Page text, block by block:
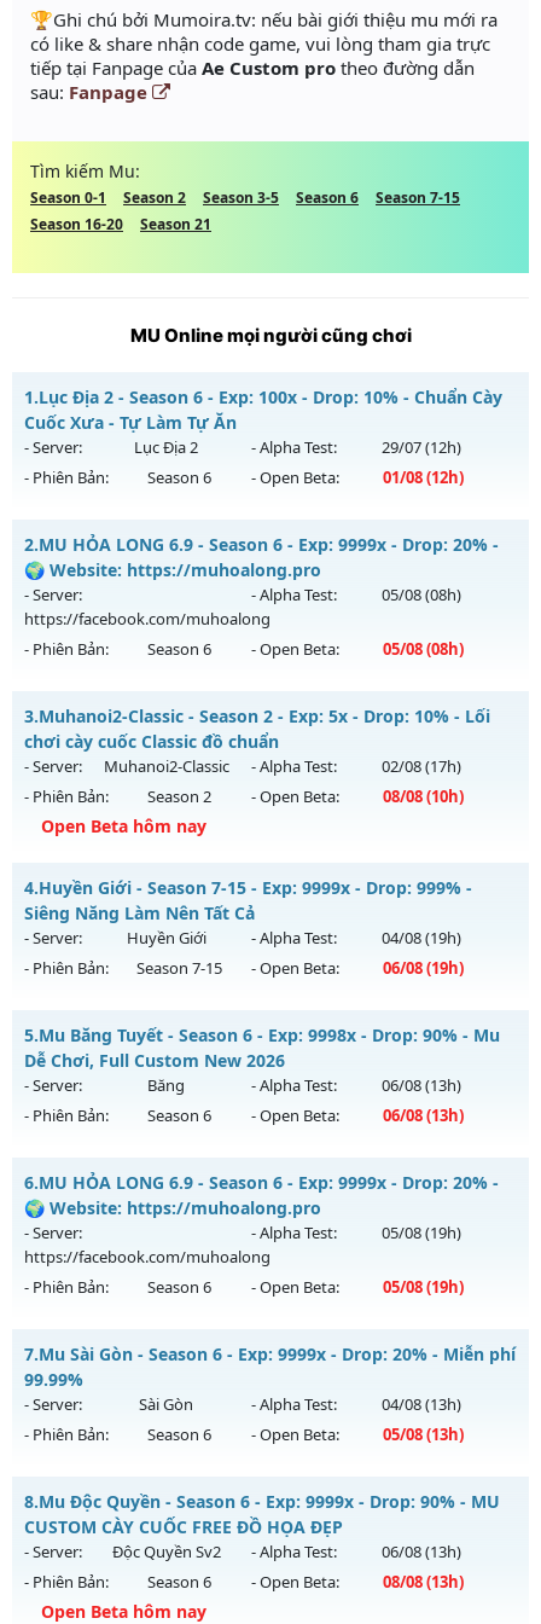
️🏆Ghi chú bởi Mumoira.tv: nếu bài giới thiệu mu mới ra
có like & share nhận code game, vui lòng tham gia trực
tiếp tại Fanpage của Ae Custom pro theo đường dẫn
sau: Fanpage
Tìm kiếm Mu:
Season 0-1 Season 2 Season 3-5 Season 6
Season 7-15
Season 16-20
Season 21
MU Online mọi người cũng chơi
1.Lục Địa 2 - Season 6 - Exp: 100x - Drop: 10% - Chuẩn Cày
Cuốc Xưa - Tự Làm Tự Ăn
- Server: Lục Địa 2 - Alpha Test: 29/07(12h)
- Phiên Bản:
Season 6 - Open Beta: 01/08(12h)
Lục Địa 2 - Chuẩn Cày Cuốc Xưa - Tự Làm Tự Ăn
Mu mới ra tháng 08 2026 - Mở máy chủ
ngày 01/08/2626
Exp: 100x - Drop: 10%
Antihack: Chống Hack
2.MU HỎA LONG 6.9 - Season 6 - Exp: 9999x - Drop: 20% -
🌍 Website: https://muhoalong.pro
- Server:
https://facebook.com/muhoalong
- Alpha Test: 05/08(08h)
- Phiên Bản: Season 6 - Open Beta: 05/08(08h)
MU HỎA LONG 6.9 - 🌍 Website: https://muhoalong.pro
Mu mới ra tháng 08 2026 - Mở máy chủ
https://facebook.com/muhoalongvào 08h ngày
05/08/2626
Exp: 9999x - Drop: 20%
Thể loại: Mu Nguyên bản Webzen
Antihack: XShield
3.Muhanoi2-Classic - Season 2 - Exp: 5x - Drop: 10% - Lối
chơi cày cuốc Classic đồ chuẩn
- Server: Muhanoi2-Classic - Alpha Test: 02/08(17h)
- Phiên Bản:
Season 2 - Open Beta: 08/08(10h)
Open Beta hôm nay
Muhanoi2-Classic - Lối chơi cày cuốc Classic đồ chuẩn
Mu mới ra tháng 08 2026 - Mở máy chủ
vào 10h ngày 08/08/2626
Exp: 5x - Drop: 10%
Thể loại: Mu Nguyên bản Webzen
Antihack: Pro
4.Huyền Giới - Season 7-15 - Exp: 9999x - Drop: 999% -
Siêng Năng Làm Nên Tất Cả
- Server: Huyền Giới - Alpha Test: 04/08(19h)
- Phiên Bản:
Season 7-15 - Open Beta: 06/08(19h)
Huyền Giới - Siêng Năng Làm Nên Tất Cả
Mu mới ra tháng 08 2026 - Mở máy chủ
ngày 06/08/2626
Exp: 9999x - Drop: 999%
Thể loại: Mu Custom thêm đồ mới
Antihack: Anti
5.Mu Băng Tuyết - Season 6 - Exp: 9998x - Drop: 90% - Mu
Dễ Chơi, Full Custom New 2026
- Server: Băng - Alpha Test: 06/08(13h)
- Phiên Bản:
Season 6 - Open Beta: 06/08(13h)
Mu Băng Tuyết - Mu Dễ Chơi, Full Custom New 2026
Mu mới ra tháng 08 2026 - Mở máy chủ
06/08/2626
Exp: 9998x - Drop: 90%
Antihack: Dragon
6.MU HỎA LONG 6.9 - Season 6 - Exp: 9999x - Drop: 20% -
🌍 Website: https://muhoalong.pro
- Server:
https://facebook.com/muhoalong
- Alpha Test: 05/08(19h)
- Phiên Bản: Season 6 - Open Beta: 05/08(19h)
MU HỎA LONG 6.9 - 🌍 Website: https://muhoalong.pro
Mu mới ra tháng 08 2026 - Mở máy chủ
https://facebook.com/muhoalongvào 19h ngày
05/08/2626
Kiểu reset: Non Reset
Thể loại: Mu Nguyên bản Webzen
Antihack: XShield
7.Mu Sài Gòn - Season 6 - Exp: 9999x - Drop: 20% - Miễn phí
99.99%
- Server: Sài Gòn - Alpha Test: 04/08(13h)
- Phiên Bản:
Season 6 - Open Beta: 05/08(13h)
Mu Sài Gòn - Miễn phí 99.99%
Mu mới ra tháng 08 2026 - Mở máy chủ
ngày 05/08/2626
Exp: 9999x - Drop: 20%
8.Mu Độc Quyền - Season 6 - Exp: 9999x - Drop: 90% - MU
CUSTOM CÀY CUỐC FREE ĐỒ HỌA ĐẸP
- Server: Độc Quyền Sv2 - Alpha Test: 06/08(13h)
- Phiên Bản:
Season 6 - Open Beta: 08/08(13h)
Open Beta hôm nay